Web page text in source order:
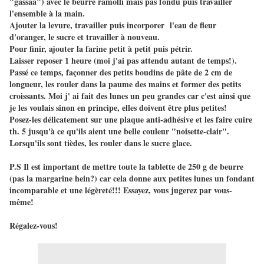
l'ensemble à la main.
Ajouter la levure, travailler puis incorporer l'eau de fleur
d'oranger, le sucre et travailler à nouveau.
Pour finir, ajouter la farine petit à petit puis pétrir.
Laisser reposer 1 heure (moi j'ai pas attendu autant de temps!).
Passé ce temps, façonner des petits boudins de pâte de 2 cm de
longueur, les rouler dans la paume des mains et former des petits
croissants. Moi j' ai fait des lunes un peu grandes car c'est ainsi que
je les voulais sinon en principe, elles doivent être plus petites!
Posez-les délicatement sur une plaque anti-adhésive et les faire cuire
th. 5 jusqu'à ce qu'ils aient une belle couleur "noisette-clair".
Lorsqu'ils sont tièdes, les rouler dans le sucre glace.
P.S Il est important de mettre toute la tablette de 250 g de beurre
(pas la margarine hein?) car cela donne aux petites lunes un fondant
incomparable et une légèreté!!! Essayez, vous jugerez par vous-
même!
Régalez-vous!